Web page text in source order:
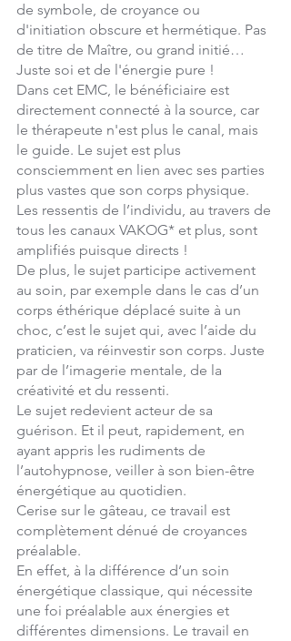
de symbole, de croyance ou
d'initiation obscure et hermétique. Pas
de titre de Maître, ou grand initié…
Juste soi et de l'énergie pure !
Dans cet EMC, le bénéficiaire est
directement connecté à la source, car
le thérapeute n'est plus le canal, mais
le guide. Le sujet est plus
consciemment en lien avec ses parties
plus vastes que son corps physique.
Les ressentis de l’individu, au travers de
tous les canaux VAKOG* et plus, sont
amplifiés puisque directs !
De plus, le sujet participe activement
au soin, par exemple dans le cas d’un
corps éthérique déplacé suite à un
choc, c’est le sujet qui, avec l’aide du
praticien, va réinvestir son corps. Juste
par de l’imagerie mentale, de la
créativité et du ressenti.
Le sujet redevient acteur de sa
guérison. Et il peut, rapidement, en
ayant appris les rudiments de
l’autohypnose, veiller à son bien-être
énergétique au quotidien.
Cerise sur le gâteau, ce travail est
complètement dénué de croyances
préalable.
En effet, à la différence d’un soin
énergétique classique, qui nécessite
une foi préalable aux énergies et
différentes dimensions. Le travail en